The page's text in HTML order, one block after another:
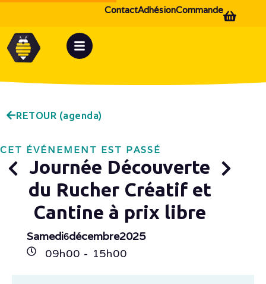
Commande
Adhésion
Contact
RETOUR (agenda)
CET ÉVÉNEMENT EST PASSÉ
Journée Découverte
du Rucher Créatif et
Cantine à prix libre
Samedi6décembre2025
09h00 - 15h00